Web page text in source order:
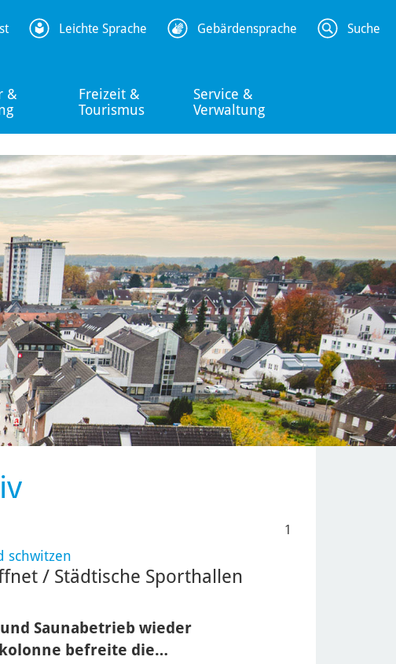
&
Freizeit &
Tourismus
Service &
Verwaltung
Leichte Sprache Gebärdensprache Suche
1
schwitzen
/ Städtische Sporthallen
Saunabetrieb wieder
befreite die…